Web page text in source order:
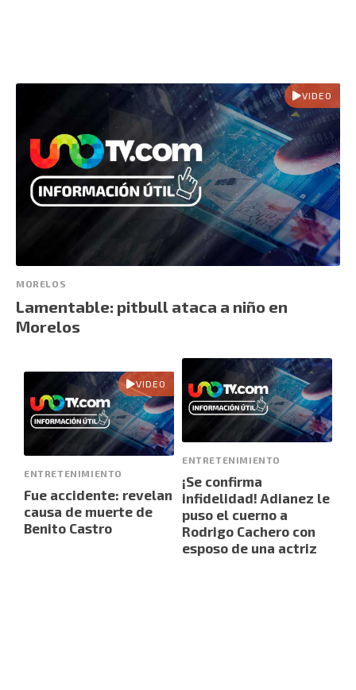
VIDEO
MORELOS
Lamentable: pitbull ataca a niño en
Morelos
VIDEO
ENTRETENIMIENTO
Fue accidente: revelan
causa de muerte de
Benito Castro
ENTRETENIMIENTO
¡Se confirma
infidelidad! Adianez le
puso el cuerno a
Rodrigo Cachero con
esposo de una actriz